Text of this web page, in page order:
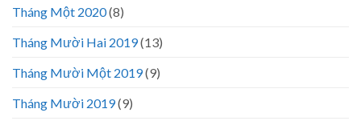
Tháng Một 2020(8)
Tháng Mười Hai 2019(13)
Tháng Mười Một 2019(9)
Tháng Mười 2019(9)